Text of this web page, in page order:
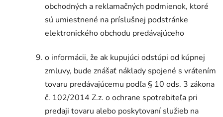
obchodných a reklamačných podmienok, ktoré
sú umiestnené na príslušnej podstránke
elektronického obchodu predávajúceho
o informácii, že ak kupujúci odstúpi od kúpnej
zmluvy, bude znášať náklady spojené s vrátením
tovaru predávajúcemu podľa § 10 ods. 3 zákona
č. 102/2014 Z.z. o ochrane spotrebiteľa pri
predaji tovaru alebo poskytovaní služieb na